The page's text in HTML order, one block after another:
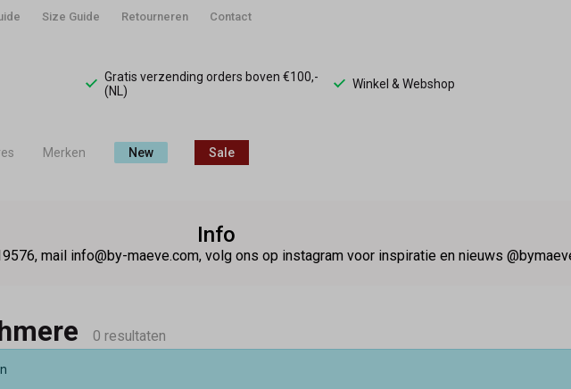
Size Guide Retourneren Contact
Gratis verzending orders boven €100,-
(NL)
Winkel & Webshop
Merken New Sale
Info
mail info@by-maeve.com, volg ons op instagram voor inspiratie en nieuws
0 resultaten